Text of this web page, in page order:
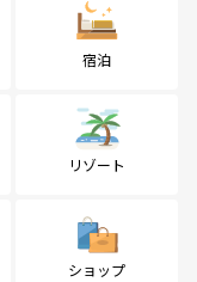
宿泊
リゾート
ショップ